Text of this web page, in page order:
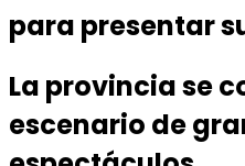
para presentar
La provincia se
escenario de